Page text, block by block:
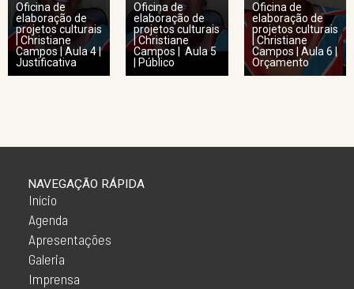
Oficina de
elaboração de
projetos culturais
| Christiane
Campos | Aula 4 |
Justificativa
Oficina de
elaboração de
projetos culturais
| Christiane
Campos | Aula 5
| Público
Oficina de
elaboração de
projetos culturais
| Christiane
Campos | Aula 6 |
Orçamento
Início
Agenda
Apresentações
Galeria
Imprensa
NAVEGAÇÃO RÁPIDA